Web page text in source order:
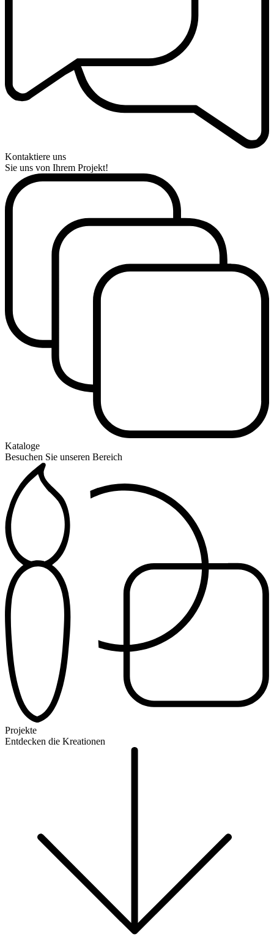
Kontaktiere uns
Sie uns von Ihrem Projekt!
Kataloge
Besuchen Sie unseren Bereich
Projekte
Entdecken die Kreationen